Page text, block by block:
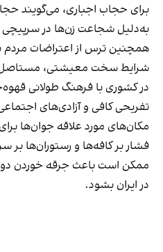
برای حجاب اجباری، می‌گویند
به‌دلیل شجاعت زن‌ها در سرپیچی
همچنین ترس از اعتراضات
شرایط سخت معیشتی،
در کشوری با فرهنگ طولانی
تفریحی کافی و آزادی‌های
مکان‌های مورد علاقه جوان‌ها
فشار بر کافه‌ها و رستوران‌ها بر
ممکن است باعث جرقه خوردن
در ایران بشود.